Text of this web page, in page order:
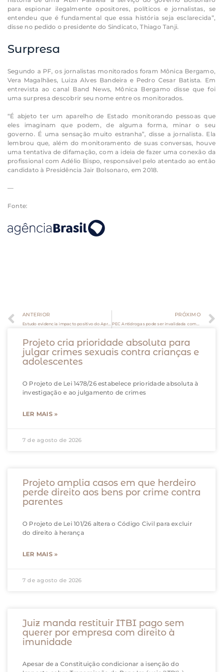
para espionar ilegalmente opositores, políticos e jornalistas, se
entendeu que é fundamental que essa história seja esclarecida”,
disse no pedido o presidente do Sindicato, Thiago Tanji.
Surpresa
Segundo a PF, os jornalistas monitorados foram Mônica Bergamo,
Vera Magalhães, Luiza Alves Bandeira e Pedro Cesar Batista. Em
entrevista ao canal Band News, Mônica Bergamo disse que foi
uma surpresa descobrir seu nome entre os monitorados.
“É abjeto ter um aparelho de Estado monitorando pessoas que
eles imaginam que podem, de alguma forma, minar o seu
governo. É uma sensação muito estranha”, disse a jornalista. Ela
lembrou que, além do monitoramento de suas conversas, houve
uma tentativa de difamação, com a ideia de fazer uma conexão da
profissional com Adélio Bispo, responsável pelo atentado ao então
candidato à Presidência Jair Bolsonaro, em 2018.
—
Fonte:
ANTERIOR
Estudo evidencia impacto positivo do Aprender Valor no letramento financeiro de crianças e jovens
PRÓXIMO
Projeto cria prioridade absoluta para
julgar crimes sexuais contra crianças e
adolescentes
O Projeto de Lei 1478/26 estabelece prioridade absoluta à
investigação e ao julgamento de crimes
LER MAIS »
7 de agosto de 2026
Projeto amplia casos em que herdeiro
perde direito aos bens por crime contra
parentes
O Projeto de Lei 101/26 altera o Código Civil para excluir
do direito à herança
LER MAIS »
7 de agosto de 2026
Juiz manda restituir ITBI pago sem
querer por empresa com direito à
imunidade
Apesar de a Constituição condicionar a isenção do